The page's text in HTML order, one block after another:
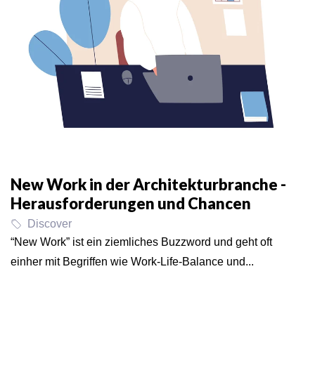
New Work in der Architekturbranche -
Herausforderungen und Chancen
Discover
“New Work” ist ein ziemliches Buzzword und geht oft
einher mit Begriffen wie Work-Life-Balance und...